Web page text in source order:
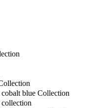
blue Collection